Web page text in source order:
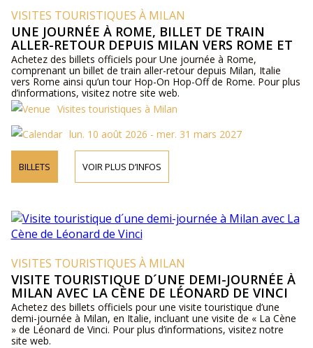
VISITES TOURISTIQUES À MILAN
UNE JOURNÉE À ROME, BILLET DE TRAIN
ALLER-RETOUR DEPUIS MILAN VERS ROME ET
TOUR HOP-ON HOP-OFF DE ROME
Achetez des billets officiels pour Une journée à Rome,
comprenant un billet de train aller-retour depuis Milan, Italie
vers Rome ainsi qu’un tour Hop-On Hop-Off de Rome. Pour plus
d’informations, visitez notre site web.
Visites touristiques à Milan
lun. 10 août 2026 - mer. 31 mars 2027
BILLETS VOIR PLUS D’INFOS
VISITES TOURISTIQUES À MILAN
VISITE TOURISTIQUE D´UNE DEMI-JOURNÉE À
MILAN AVEC LA CÈNE DE LÉONARD DE VINCI
Achetez des billets officiels pour une visite touristique d’une
demi-journée à Milan, en Italie, incluant une visite de « La Cène
» de Léonard de Vinci. Pour plus d’informations, visitez notre
site web.